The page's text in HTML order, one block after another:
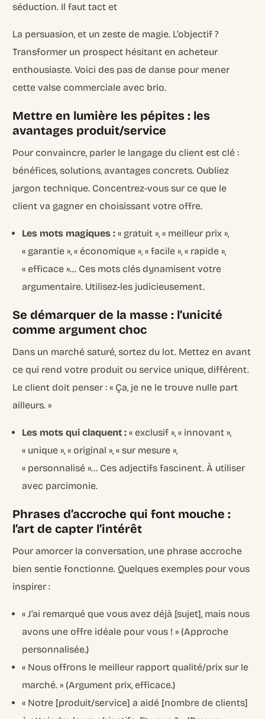
séduction. Il faut tact et
La persuasion, et un zeste de magie. L’objectif ?
Transformer un prospect hésitant en acheteur
enthousiaste. Voici des pas de danse pour mener
cette valse commerciale avec brio.
Mettre en lumière les pépites : les
avantages produit/service
Pour convaincre, parler le langage du client est clé :
bénéfices, solutions, avantages concrets. Oubliez
jargon technique. Concentrez-vous sur ce que le
client va gagner en choisissant votre offre.
Les mots magiques : « gratuit », « meilleur prix »,
« garantie », « économique », « facile », « rapide »,
« efficace »… Ces mots clés dynamisent votre
argumentaire. Utilisez-les judicieusement.
Se démarquer de la masse : l’unicité
comme argument choc
Dans un marché saturé, sortez du lot. Mettez en avant
ce qui rend votre produit ou service unique, différent.
Le client doit penser : « Ça, je ne le trouve nulle part
ailleurs. »
Les mots qui claquent : « exclusif », « innovant »,
« unique », « original », « sur mesure »,
« personnalisé »… Ces adjectifs fascinent. À utiliser
avec parcimonie.
Phrases d’accroche qui font mouche :
l’art de capter l’intérêt
Pour amorcer la conversation, une phrase accroche
bien sentie fonctionne. Quelques exemples pour vous
inspirer :
« J’ai remarqué que vous avez déjà [sujet], mais nous
avons une offre idéale pour vous ! » (Approche
personnalisée.)
« Nous offrons le meilleur rapport qualité/prix sur le
marché. » (Argument prix, efficace.)
« Notre [produit/service] a aidé [nombre de clients]